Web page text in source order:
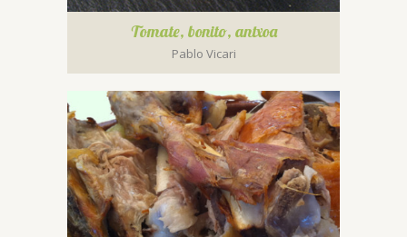
Tomate, bonito, antxoa
Pablo Vicari